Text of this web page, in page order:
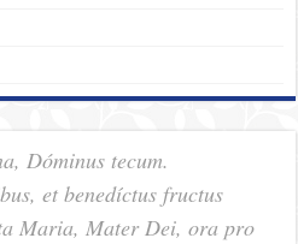
Dóminus tecum.
et benedíctus fructus
Maria, Mater Dei, ora pro